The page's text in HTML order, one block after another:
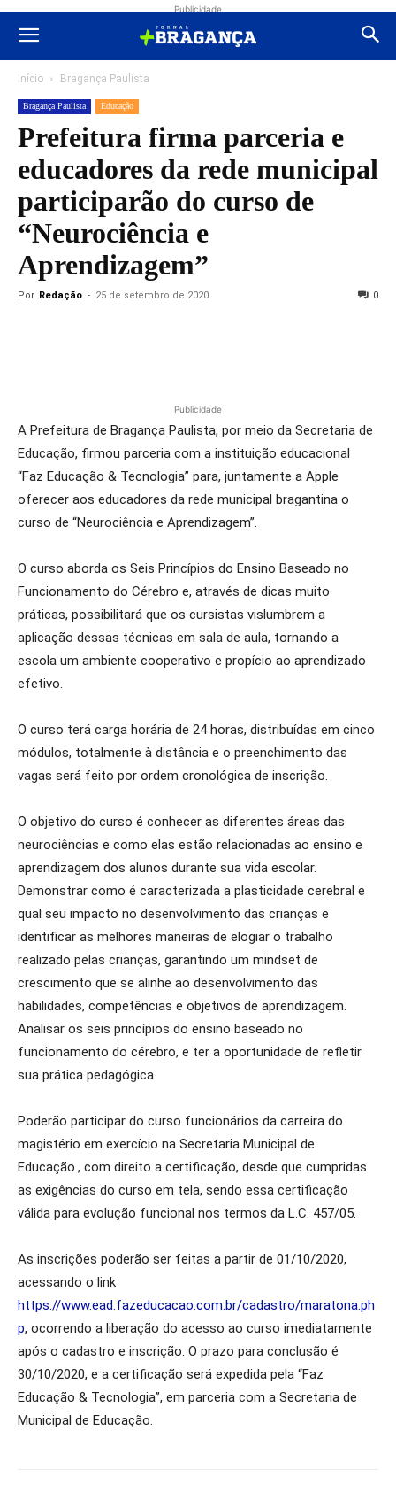
Publicidade
Início Bragança Paulista
Bragança Paulista Educação
Prefeitura firma parceria e
educadores da rede municipal
participarão do curso de
“Neurociência e
Aprendizagem”
Por Redação - 25 de setembro de 2020 0
Publicidade
A Prefeitura de Bragança Paulista, por meio da Secretaria de
Educação, firmou parceria com a instituição educacional
“Faz Educação & Tecnologia” para, juntamente a Apple
oferecer aos educadores da rede municipal bragantina o
curso de “Neurociência e Aprendizagem”.
O curso aborda os Seis Princípios do Ensino Baseado no
Funcionamento do Cérebro e, através de dicas muito
práticas, possibilitará que os cursistas vislumbrem a
aplicação dessas técnicas em sala de aula, tornando a
escola um ambiente cooperativo e propício ao aprendizado
efetivo.
O curso terá carga horária de 24 horas, distribuídas em cinco
módulos, totalmente à distância e o preenchimento das
vagas será feito por ordem cronológica de inscrição.
O objetivo do curso é conhecer as diferentes áreas das
neurociências e como elas estão relacionadas ao ensino e
aprendizagem dos alunos durante sua vida escolar.
Demonstrar como é caracterizada a plasticidade cerebral e
qual seu impacto no desenvolvimento das crianças e
identificar as melhores maneiras de elogiar o trabalho
realizado pelas crianças, garantindo um mindset de
crescimento que se alinhe ao desenvolvimento das
habilidades, competências e objetivos de aprendizagem.
Analisar os seis princípios do ensino baseado no
funcionamento do cérebro, e ter a oportunidade de refletir
sua prática pedagógica.
Poderão participar do curso funcionários da carreira do
magistério em exercício na Secretaria Municipal de
Educação., com direito a certificação, desde que cumpridas
as exigências do curso em tela, sendo essa certificação
válida para evolução funcional nos termos da L.C. 457/05.
As inscrições poderão ser feitas a partir de 01/10/2020,
acessando o link
https://www.ead.fazeducacao.com.br/cadastro/maratona.ph
p, ocorrendo a liberação do acesso ao curso imediatamente
após o cadastro e inscrição. O prazo para conclusão é
30/10/2020, e a certificação será expedida pela “Faz
Educação & Tecnologia”, em parceria com a Secretaria de
Municipal de Educação.